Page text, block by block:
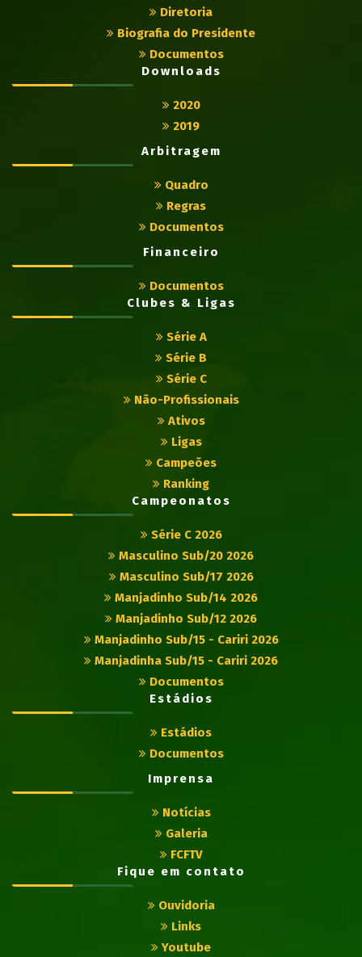
Diretoria
Biografia do Presidente
Documentos
Downloads
2020
2019
Arbitragem
Quadro
Regras
Documentos
Financeiro
Documentos
Clubes & Ligas
Série A
Série B
Série C
Não-Profissionais
Ativos
Ligas
Campeões
Ranking
Campeonatos
Série C 2026
Masculino Sub/20 2026
Masculino Sub/17 2026
Manjadinho Sub/14 2026
Manjadinho Sub/12 2026
Manjadinho Sub/15 - Cariri 2026
Manjadinha Sub/15 - Cariri 2026
Documentos
Estádios
Estádios
Documentos
Imprensa
Notícias
Galeria
FCFTV
Fique em contato
Ouvidoria
Links
Youtube